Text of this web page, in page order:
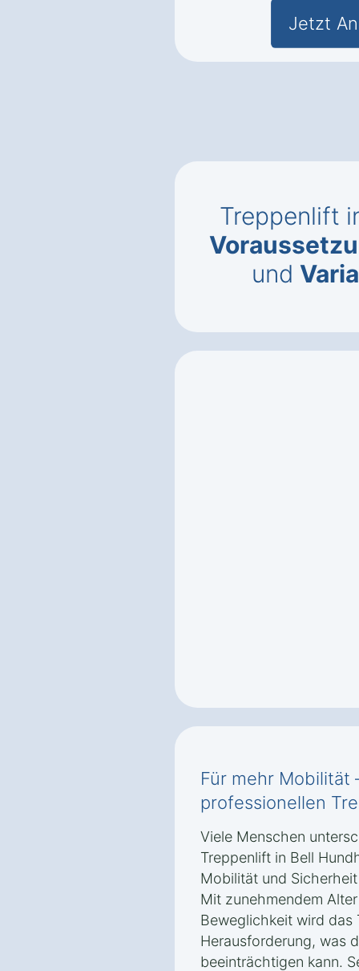
Jetzt
Treppenlift
und
Für mehr Mobilität
professionellen
Viele Menschen
Treppenlift in Bell
Mobilität und
Mit zunehmendem
Beweglichkeit wird das
Herausforderung, was
beeinträchtigen kann.